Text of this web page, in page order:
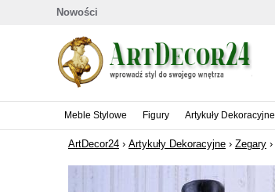
Nowości
Meble Stylowe Figury Artykuły Dekoracyjne
ArtDecor24 › Artykuły Dekoracyjne › Zegary ›